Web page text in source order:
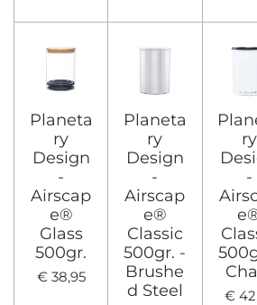
Planeta
ry
Design
-
Airscap
e®
Glass
500gr.
€ 38,95
Planeta
ry
Design
-
Airscap
e®
Classic
500gr. -
Brushe
d Steel
ry
-
€